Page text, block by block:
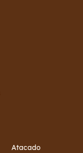
Atacado